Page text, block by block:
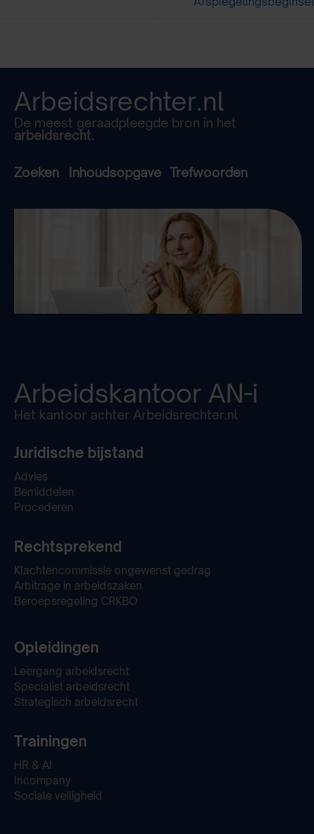
Arbeidsrechter.nl
De meest geraadpleegde bron in het
arbeidsrecht.
Zoeken Inhoudsopgave Trefwoorden
Arbeidskantoor AN-i
Het kantoor achter Arbeidsrechter.nl
Juridische bijstand
Advies
Bemiddelen
Procederen
Rechtsprekend
Klachtencommissie ongewenst gedrag
Arbitrage in arbeidszaken
Beroepsregeling CRKBO
Opleidingen
Leergang arbeidsrecht
Specialist arbeidsrecht
Strategisch arbeidsrecht
Trainingen
HR & AI
Incompany
Sociale veiligheid